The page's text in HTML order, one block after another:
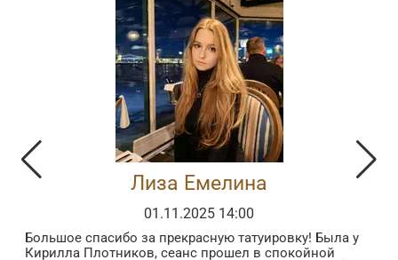
Лиза Емелина
01.11.2025 14:00
Большое спасибо за прекрасную татуировку! Была у
Кирилла Плотников, сеанс прошел в спокойной